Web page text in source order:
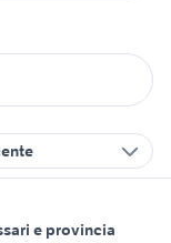
e provincia